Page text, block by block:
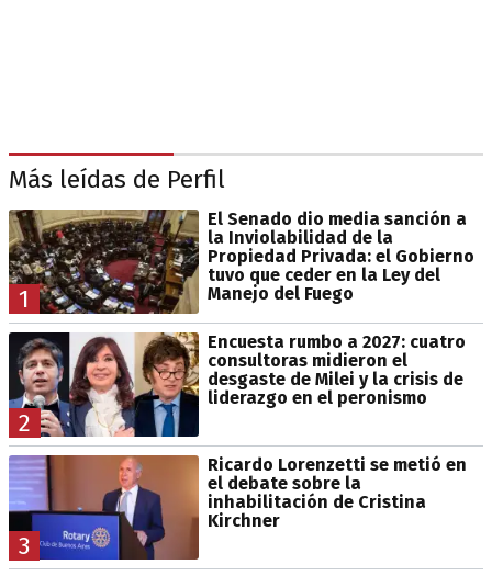
Más leídas de Perfil
1
El Senado dio media sanción a
la Inviolabilidad de la
Propiedad Privada: el Gobierno
tuvo que ceder en la Ley del
Manejo del Fuego
2
Encuesta rumbo a 2027: cuatro
consultoras midieron el
desgaste de Milei y la crisis de
liderazgo en el peronismo
3
Ricardo Lorenzetti se metió en
el debate sobre la
inhabilitación de Cristina
Kirchner